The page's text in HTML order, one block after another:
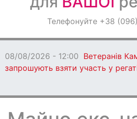
ОголошенняТелефонуйте +38
08/08/2026 - 12:00 Ветеранів
запрошують взяти участь у